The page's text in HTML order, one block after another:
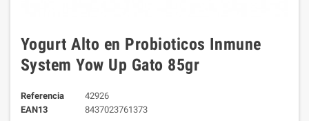
Yogurt Alto en Probioticos Inmune
System Yow Up Gato 85gr
Referencia
42926
EAN13
8437023761373